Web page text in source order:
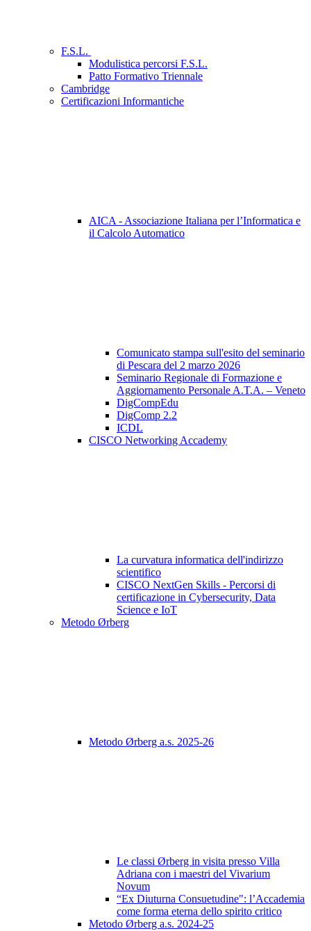
F.S.L.
Modulistica percorsi F.S.L.
Patto Formativo Triennale
Cambridge
Certificazioni Informantiche
AICA - Associazione Italiana per l’Informatica e
il Calcolo Automatico
Comunicato stampa sull'esito del seminario
di Pescara del 2 marzo 2026
Seminario Regionale di Formazione e
Aggiornamento Personale A.T.A. – Veneto
DigCompEdu
DigComp 2.2
ICDL
CISCO Networking Accademy
La curvatura informatica dell'indirizzo
scientifico
CISCO NextGen Skills - Percorsi di
certificazione in Cybersecurity, Data
Science e IoT
Metodo Ørberg
Metodo Ørberg a.s. 2025-26
Le classi Ørberg in visita presso Villa
Adriana con i maestri del Vivarium
Novum
“Ex Diuturna Consuetudine": l’Accademia
come forma eterna dello spirito critico
Metodo Ørberg a.s. 2024-25